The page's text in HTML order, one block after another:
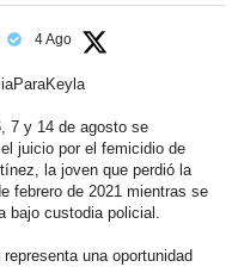
4 Ago
7 y 14 de agosto se
juicio por el femicidio de
la joven que perdió la
febrero de 2021 mientras se
bajo custodia policial.
una oportunidad